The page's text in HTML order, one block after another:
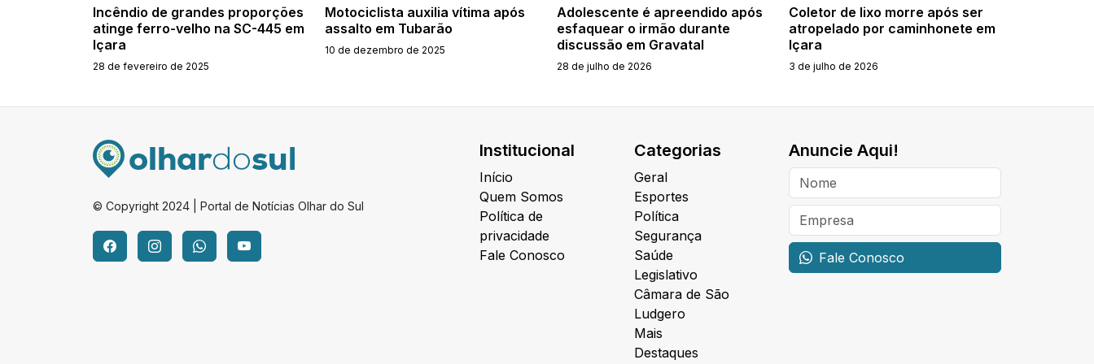
Incêndio de grandes proporções
atinge ferro-velho na SC-445 em
Içara
28 de fevereiro de 2025
Motociclista auxilia vítima após
assalto em Tubarão
10 de dezembro de 2025
Adolescente é apreendido após
esfaquear o irmão durante
discussão em Gravatal
28 de julho de 2026
Coletor de lixo morre após ser
atropelado por caminhonete em
Içara
3 de julho de 2026
© Copyright 2024 | Portal de Notícias Olhar do Sul
Institucional
Início
Quem Somos
Política de
privacidade
Fale Conosco
Categorias
Geral
Esportes
Política
Segurança
Saúde
Legislativo
Câmara de São
Ludgero
Mais
Destaques
Anuncie Aqui!
Fale Conosco